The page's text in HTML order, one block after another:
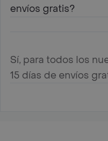
envíos gratis?
Sí, para todos los
15 días de envíos